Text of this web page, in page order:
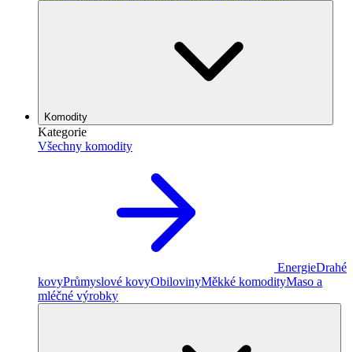
Komodity
Kategorie
Všechny komodity
EnergieDrahé
kovyPrůmyslové kovyObilovinyMěkké komodityMaso a
mléčné výrobky